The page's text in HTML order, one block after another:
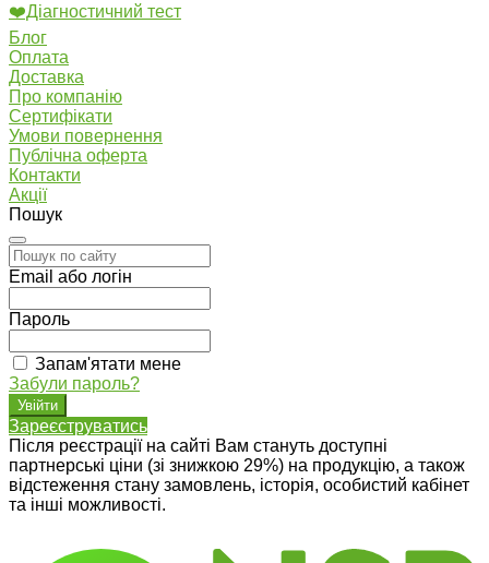
❤️Діагностичний тест
Блог
Оплата
Доставка
Про компанію
Сертифікати
Умови повернення
Публічна оферта
Контакти
Акції
Пошук
Email або логін
Пароль
Запам'ятати мене
Забули пароль?
Зареєструватись
Після реєстрації на сайті Вам стануть доступні
партнерські ціни (зі знижкою 29%) на продукцію, а також
відстеження стану замовлень, історія, особистий кабінет
та інші можливості.